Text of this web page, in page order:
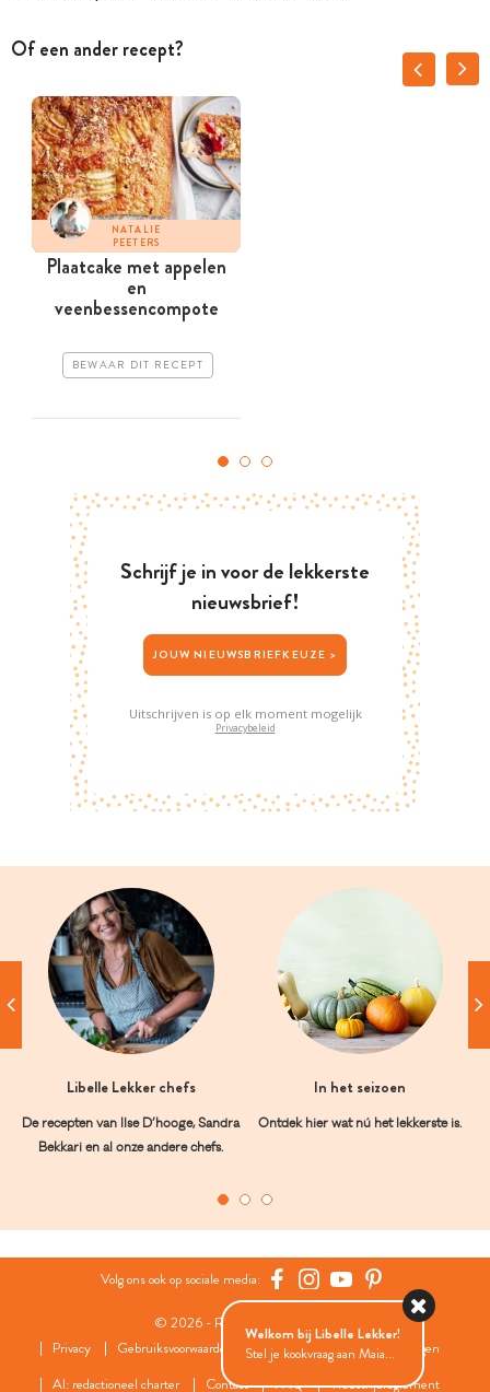
Of een ander recept?
NATALIE
PEETERS
Plaatcake met appelen
en
veenbessencompote
BEWAAR DIT RECEPT
Schrijf je in voor de lekkerste
nieuwsbrief!
JOUW NIEUWSBRIEFKEUZE >
Uitschrijven is op elk moment mogelijk
Privacybeleid
Libelle Lekker chefs
De recepten van Ilse D’hooge, Sandra
Bekkari en al onze andere chefs.
In het seizoen
Ontdek hier wat nú het lekkerste is.
Volg ons ook op sociale media:
© 2026 - Roularta Media Group
Privacy
Gebruiksvoorwaarden Cookies
Cookies instellingen
AI: redactioneel charter
Contact FAQ Wedstrijdreglement
Welkom bij Libelle Lekker!
Stel je kookvraag aan Maia...